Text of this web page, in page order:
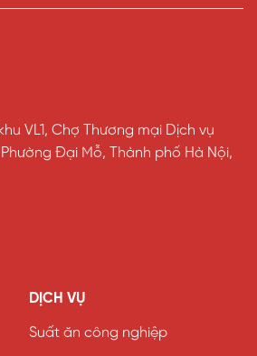
VL1, Chợ Thương mại Dịch vụ
Phường Đại Mỗ, Thành phố Hà Nội,
DỊCH VỤ
Suất ăn công nghiệp